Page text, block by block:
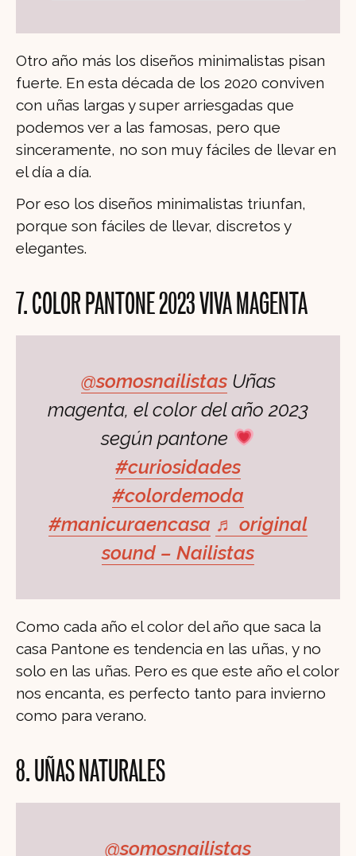
Otro año más los diseños minimalistas pisan
fuerte. En esta década de los 2020 conviven
con uñas largas y super arriesgadas que
podemos ver a las famosas, pero que
sinceramente, no son muy fáciles de llevar en
el día a día.
Por eso los diseños minimalistas triunfan,
porque son fáciles de llevar, discretos y
elegantes.
7. COLOR PANTONE 2023 VIVA MAGENTA
@somosnailistasUñas
magenta, el color del año 2023
según pantone
#curiosidades
#colordemoda
#manicuraencasa ♬ original
sound – Nailistas
Como cada año el color del año que saca la
casa Pantone es tendencia en las uñas, y no
solo en las uñas. Pero es que este año el color
nos encanta, es perfecto tanto para invierno
como para verano.
8. UÑAS NATURALES
@somosnailistas